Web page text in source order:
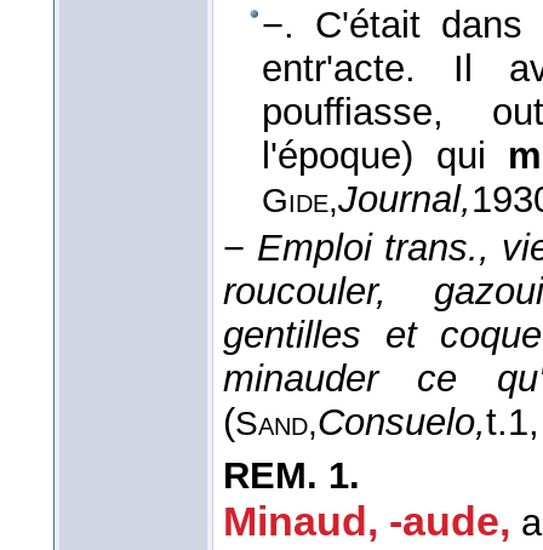
−. C'était dans
entr'acte. Il
pouffiasse,
l'époque) qui
Gide,Journal,
− Emploi trans.,
roucouler,
gentilles et
minauder ce
(Sand,Consuelo,t.1
REM. 1.
Minaud, -aude,